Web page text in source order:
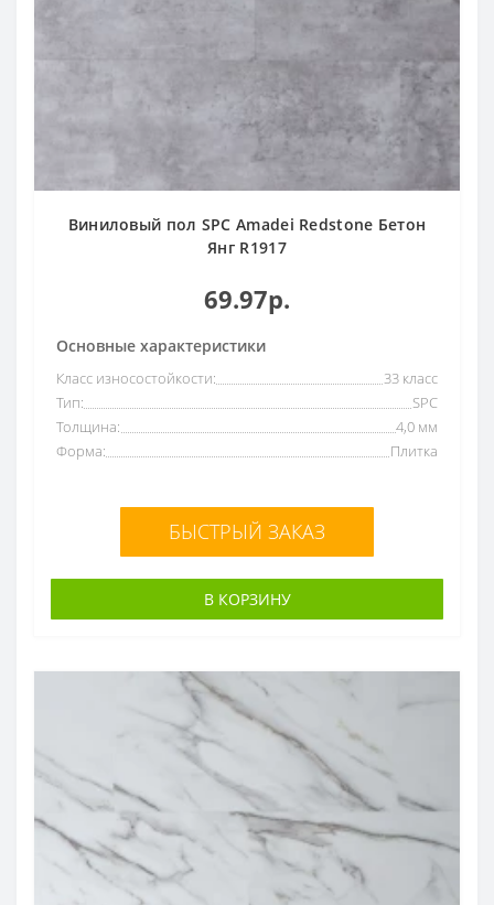
Виниловый пол SPC Amadei Redstone Бетон
Янг R1917
69.97р.
Основные характеристики
Класс износостойкости:
33 класс
Тип:
SPC
Толщина:
4,0 мм
Форма:
Плитка
БЫСТРЫЙ ЗАКАЗ
В КОРЗИНУ